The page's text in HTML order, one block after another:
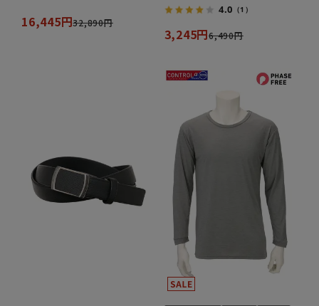
16,445円32,890円
4.0 （1）
3,245円6,490円